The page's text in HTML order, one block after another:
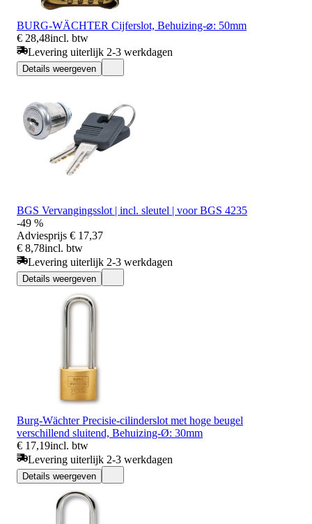
BURG-WÄCHTER Cijferslot, Behuizing-⌀: 50mm
€ 28,48incl. btw
Levering uiterlijk 2-3 werkdagen
Details weergeven
BGS Vervangingsslot | incl. sleutel | voor BGS 4235
-49 %
Adviesprijs € 17,37
€ 8,78incl. btw
Levering uiterlijk 2-3 werkdagen
Details weergeven
Burg-Wächter Precisie-cilinderslot met hoge beugel
verschillend sluitend, Behuizing-Ø: 30mm
€ 17,19incl. btw
Levering uiterlijk 2-3 werkdagen
Details weergeven